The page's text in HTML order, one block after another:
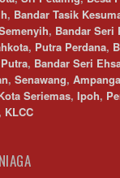
, Bandar Tasik
, Bandar Seri
, Putra Perdana,
, Bandar Seri
, Senawang,
Seriemas, Ipoh,
, KLCC